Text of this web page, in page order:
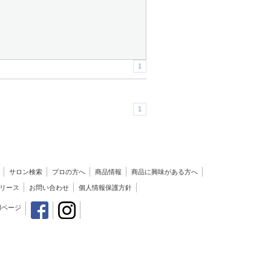
1
1
サロン検索 プロの方へ 商品情報 商品に興味がある方へ
ース お問い合わせ 個人情報保護方針
ージ